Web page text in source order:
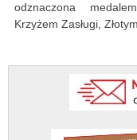
odznaczona
Krzyżem Zasługi,